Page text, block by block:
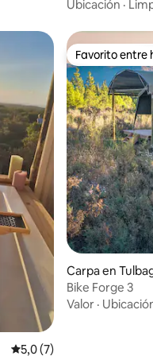
Ubicación ·
Calificación promedio: 5,0
5,0 (7)
Favorito entre
Favorito entre
Carpa en
Bike Forge 3
Valor ·